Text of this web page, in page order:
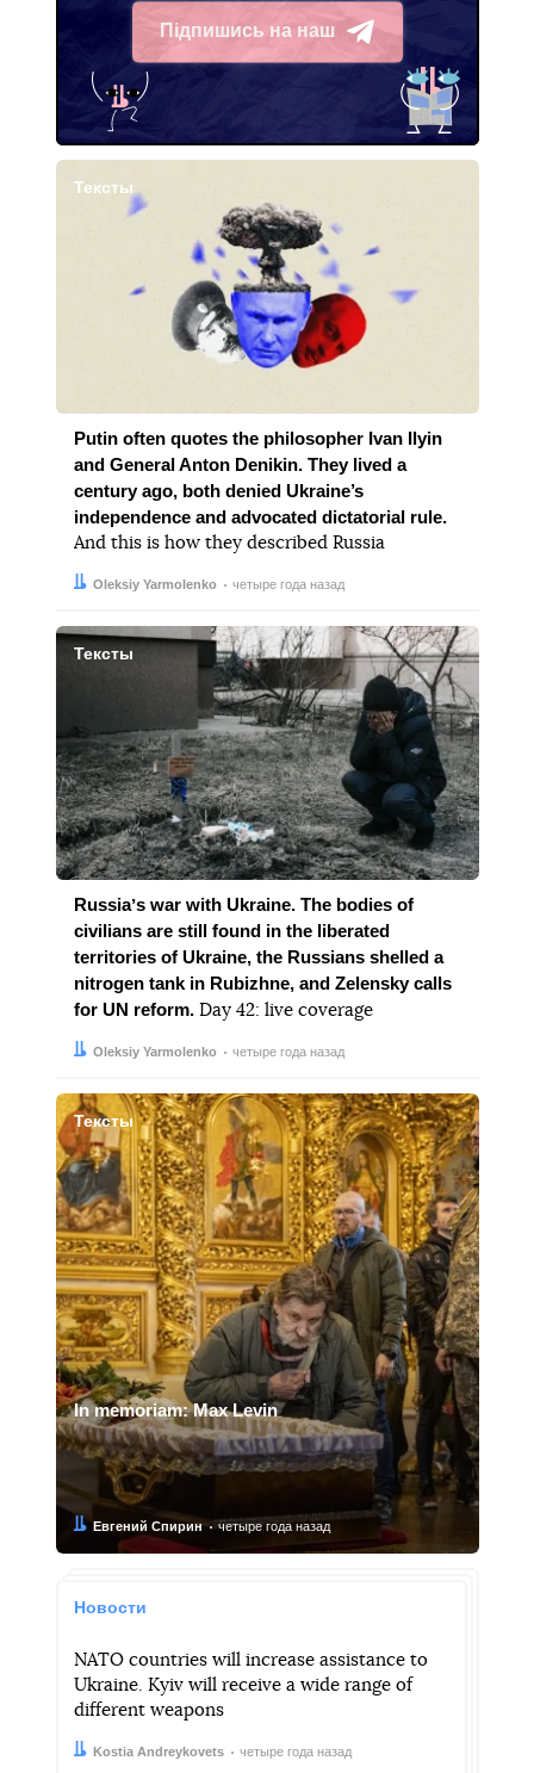
Підпишись на наш
Telegram
Тексты
Putin often quotes the philosopher Ivan Ilyin
and General Anton Denikin. They lived a
century ago, both denied Ukraine’s
independence and advocated dictatorial rule.
And this is how they described Russia
Автор:
Oleksiy Yarmolenko
Дата: четыре года назад
Тексты
Russiaʼs war with Ukraine. The bodies of
civilians are still found in the liberated
territories of Ukraine, the Russians shelled a
nitrogen tank in Rubizhne, and Zelensky calls
for UN reform. Day 42: live coverage
Автор:
Oleksiy Yarmolenko
Дата: четыре года назад
Тексты
In memoriam: Max Levin
Автор:Евгений Спирин
Дата: четыре года назад
Новости
NATO countries will increase assistance to
Ukraine. Kyiv will receive a wide range of
different weapons
Автор:Kostia Andreykovets
Дата: четыре года назад